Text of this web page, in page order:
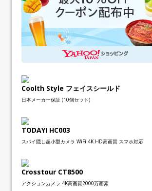
Coolth Style フェイスシールド
日本メーカー保証 (10個セット)
TODAYI HC003
スパイ隠し超小型カメラ WiFi 4K HD高画質 スマホ対応
Crosstour CT8500
アクションカメラ 4K高画質2000万画素